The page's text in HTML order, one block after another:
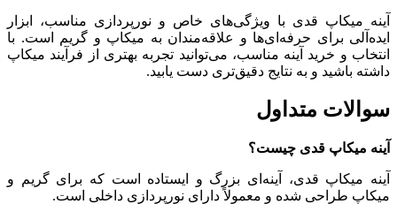
آینه میکاپ قدی با ویژگی‌های خاص و نورپردازی مناسب، ابزار
ایده‌آلی برای حرفه‌ای‌ها و علاقه‌مندان به میکاپ و گریم است. با
انتخاب و خرید آینه مناسب، می‌توانید تجربه بهتری از فرآیند میکاپ
داشته باشید و به نتایج دقیق‌تری دست یابید.
سوالات متداول
آینه میکاپ قدی چیست؟
آینه میکاپ قدی، آینه‌ای بزرگ و ایستاده است که برای گریم و
میکاپ طراحی شده و معمولاً دارای نورپردازی داخلی است.